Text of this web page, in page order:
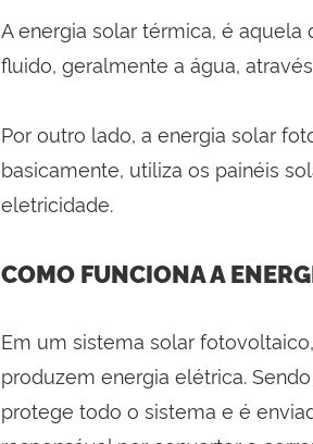
A energia solar térmica, é
fluido, geralmente a água,
Por outro lado, a energia solar
basicamente, utiliza os painéis
eletricidade.
COMO FUNCIONA A
Em um sistema solar
produzem energia elétrica.
protege todo o sistema e é